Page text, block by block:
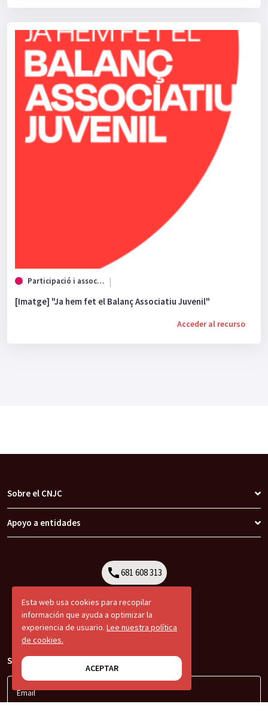
Esta web usa cookies para recopilar
información que ayuda a optimizar la
experiencia de usuario. Lee nuestra política
de cookies.
ACEPTAR
Participació i associacionisme
[Imatge] "Ja hem fet el Balanç Associatiu Juvenil"
Acceder al recurso
Sobre el CNJC
Apoyo a entidades
call Call
681 608 313
Suscríbete a nuestra newsletter
Email